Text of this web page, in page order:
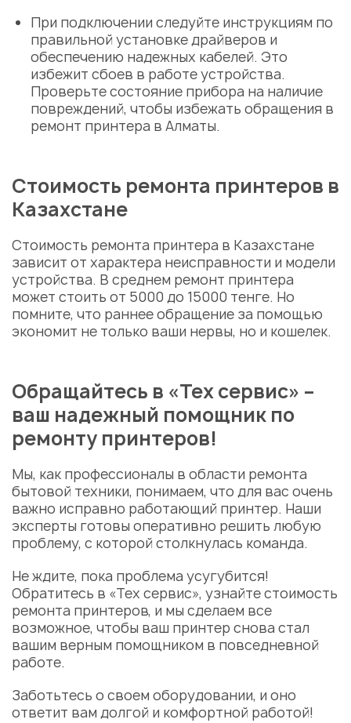
При подключении следуйте инструкциям по
правильной установке драйверов и
обеспечению надежных кабелей. Это
избежит сбоев в работе устройства.
Проверьте состояние прибора на наличие
повреждений, чтобы избежать обращения в
ремонт принтера в Алматы.
Стоимость ремонта принтеров в
Казахстане
Стоимость ремонта принтера в Казахстане
зависит от характера неисправности и модели
устройства. В среднем ремонт принтера
может стоить от 5000 до 15000 тенге. Но
помните, что раннее обращение за помощью
экономит не только ваши нервы, но и кошелек.
Обращайтесь в «Тех сервис» –
ваш надежный помощник по
ремонту принтеров!
Мы, как профессионалы в области ремонта
бытовой техники, понимаем, что для вас очень
важно исправно работающий принтер. Наши
эксперты готовы оперативно решить любую
проблему, с которой столкнулась команда.
Не ждите, пока проблема усугубится!
Обратитесь в «Тех сервис», узнайте стоимость
ремонта принтеров, и мы сделаем все
возможное, чтобы ваш принтер снова стал
вашим верным помощником в повседневной
работе.
Заботьтесь о своем оборудовании, и оно
ответит вам долгой и комфортной работой!